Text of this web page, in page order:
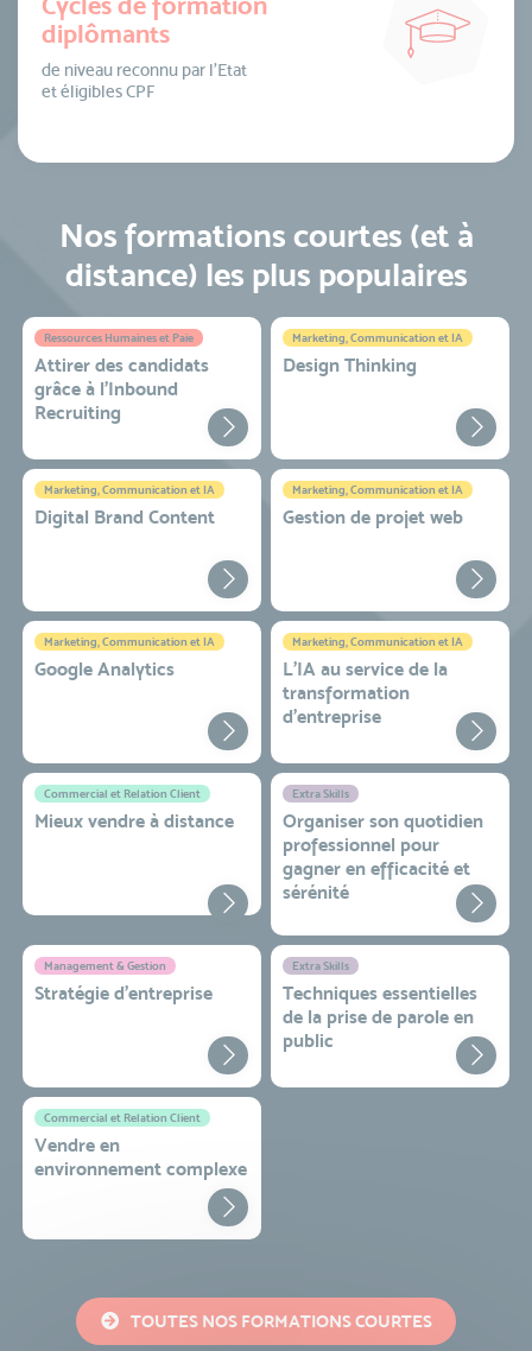
diplômants
de niveau reconnu par l’Etat
et éligibles CPF
Nos formations courtes (et à
distance) les plus populaires
Ressources Humaines et Paie
Attirer des candidats
grâce à l’Inbound
Recruiting
Marketing, Communication et IA
Design Thinking
Marketing, Communication et IA
Digital Brand Content
Marketing, Communication et IA
Gestion de projet web
Marketing, Communication et IA
Google Analytics
Marketing, Communication et IA
L'IA au service de la
transformation
d'entreprise
Commercial et Relation Client
Mieux vendre à distance
Extra Skills
Organiser son quotidien
professionnel pour
gagner en efficacité et
sérénité
Management & Gestion
Stratégie d’entreprise
Extra Skills
Techniques essentielles
de la prise de parole en
public
Commercial et Relation Client
Vendre en
environnement complexe
TOUTES NOS FORMATIONS COURTES